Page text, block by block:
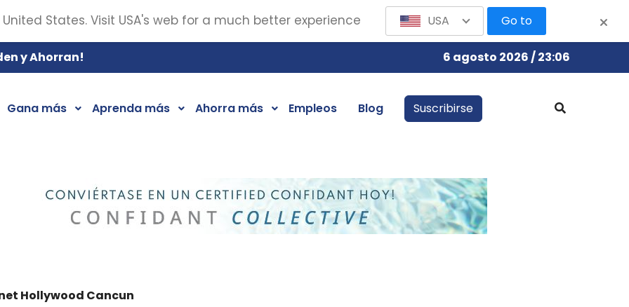
y Ahorran! 6 agosto 2026 / 23:06
Gana más Aprenda más Ahorra más Empleos Blog Suscribirse
Hollywood Cancun
States. Visit USA's web for a much better experience USA Go to